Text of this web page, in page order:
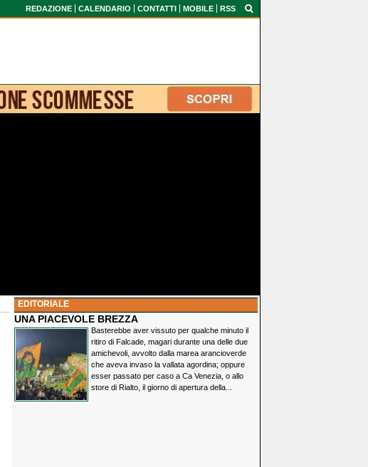
REDAZIONE CALENDARIO CONTATTI MOBILE RSS
EDITORIALE
UNA PIACEVOLE BREZZA
Basterebbe aver vissuto per qualche minuto il
ritiro di Falcade, magari durante una delle due
amichevoli, avvolto dalla marea arancioverde
che aveva invaso la vallata agordina; oppure
esser passato per caso a Ca Venezia, o allo
store di Rialto, il giorno di apertura della...